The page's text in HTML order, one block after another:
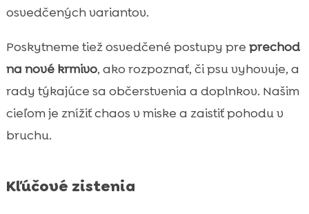

Ako pomôcť maškrtnému psovi bez častého
 Zuby a trávenie: prečo aj dentálna rutina
súvisí s krmivom

Najčastejšie chyby pri kŕmení, ktoré si u nás
doma vieme opraviť
osvedčených variantov.
Poskytneme tiež osvedčené postupy pre prechod
na nové krmivo, ako rozpoznať, či psu vyhovuje, a
rady týkajúce sa občerstvenia a doplnkov. Našim
cieľom je znížiť chaos v miske a zaistiť pohodu v
bruchu.
Kľúčové zistenia